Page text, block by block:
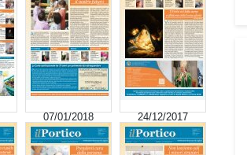
07/01/2018 24/12/2017